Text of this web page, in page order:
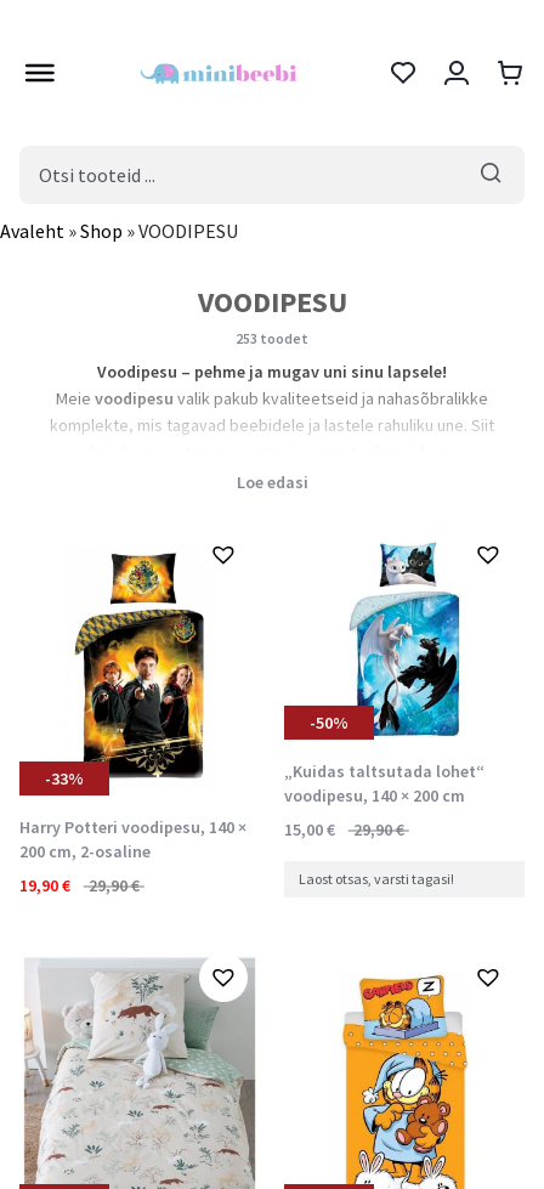
search
Avaleht »Shop »VOODIPESU
VOODIPESU
253 toodet
Voodipesu – pehme ja mugav uni sinu lapsele!
Meie voodipesu valik pakub kvaliteetseid ja nahasõbralikke
komplekte, mis tagavad beebidele ja lastele rahuliku une. Siit
voodipesukomplektid, mis sobivad igasse lastetuppa.
Loe edasi
-33%
Harry Potteri voodipesu, 140 ×
200 cm, 2-osaline
19,90€ 29,90€
-50%
„Kuidas taltsutada lohet“
voodipesu, 140 × 200 cm
15,00€ 29,90€
Laost otsas, varsti tagasi!